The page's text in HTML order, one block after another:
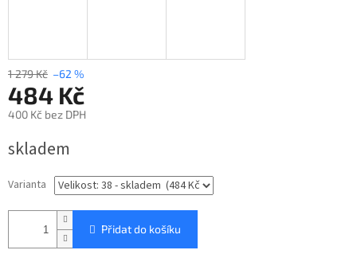
1 279 Kč –62 %
484 Kč
400 Kč bez DPH
cena:
skladem
Varianta
Přidat do košíku